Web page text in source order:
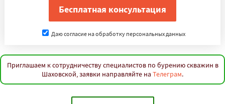
Даю согласие на обработку персональных данных
Приглашаем к сотрудничеству специалистов по бурению скважин в
Шаховской, заявки направляйте на Телеграм.